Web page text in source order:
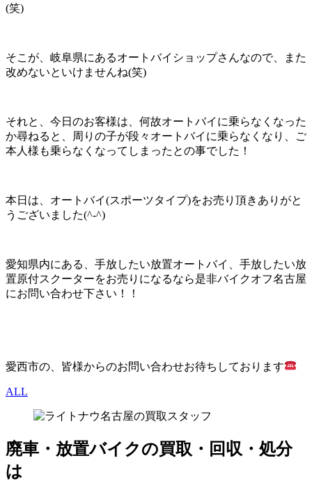
(笑)
そこが、岐阜県にあるオートバイショップさんなので、また
改めないといけませんね(笑)
それと、今日のお客様は、何故オートバイに乗らなくなった
か尋ねると、周りの子が段々オートバイに乗らなくなり、ご
本人様も乗らなくなってしまったとの事でした！
本日は、オートバイ(スポーツタイプ)をお売り頂きありがと
うございました(^-^)
愛知県内にある、手放したい放置オートバイ、手放したい放
置原付スクーターをお売りになるなら是非バイクオフ名古屋
にお問い合わせ下さい！！
愛西市の、皆様からのお問い合わせお待ちしております
ALL
廃車・放置バイクの買取・回収・処分
は